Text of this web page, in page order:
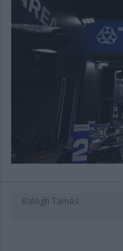
Balogh Tamás